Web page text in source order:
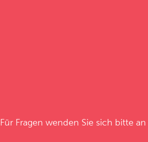
. Für Fragen wenden Sie sich bitte an